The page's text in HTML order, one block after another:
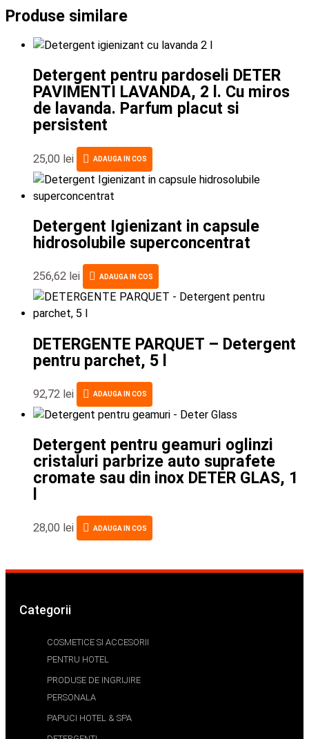
Produse similare
Detergent pentru pardoseli DETER
PAVIMENTI LAVANDA, 2 l. Cu miros
de lavanda. Parfum placut si
persistent
25,00 lei ADAUGA IN COS
Detergent Igienizant in capsule
hidrosolubile superconcentrat
256,62 lei ADAUGA IN COS
DETERGENTE PARQUET – Detergent
pentru parchet, 5 l
92,72 lei ADAUGA IN COS
Detergent pentru geamuri oglinzi
cristaluri parbrize auto suprafete
cromate sau din inox DETER GLAS, 1
28,00 lei ADAUGA IN COS
Categorii
COSMETICE SI ACCESORII
PENTRU HOTEL
PRODUSE DE INGRIJIRE
PERSONALA
PAPUCI HOTEL & SPA